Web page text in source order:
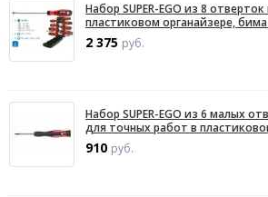
Набор SUPER-EGO из 8 отверток
пластиковом органайзере,
2 375 руб.
Набор SUPER-EGO из 6 малых
для точных работ в
910 руб.